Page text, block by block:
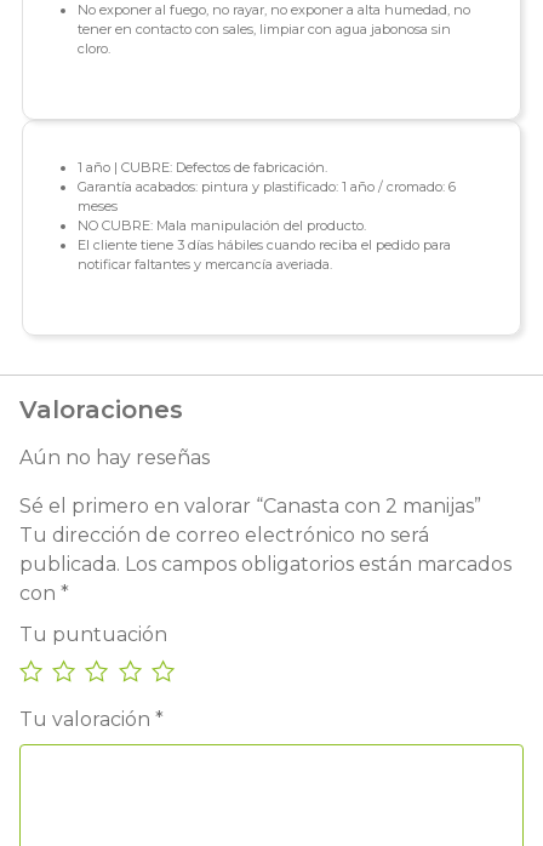
No exponer al fuego, no rayar, no exponer a alta humedad, no
tener en contacto con sales, limpiar con agua jabonosa sin
cloro.
1 año | CUBRE: Defectos de fabricación.
Garantía acabados: pintura y plastificado: 1 año / cromado: 6
meses
NO CUBRE: Mala manipulación del producto.
El cliente tiene 3 días hábiles cuando reciba el pedido para
notificar faltantes y mercancía averiada.
Valoraciones
Aún no hay reseñas
Sé el primero en valorar “Canasta con 2 manijas”
Tu dirección de correo electrónico no será
publicada. Los campos obligatorios están marcados
con *
Tu puntuación
Tu valoración *